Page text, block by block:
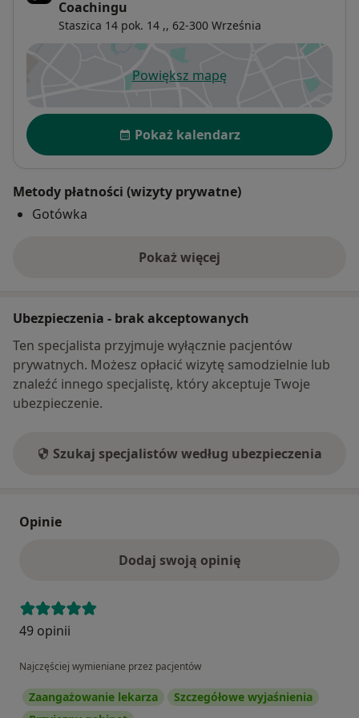
Coachingu
Staszica 14 pok. 14 ,, 62-300 Września
Powiększ mapęotwiera się w nowej karcie
Dostępność
Pokaż kalendarz
Metody płatności (wizyty prywatne)
Gotówka
Pokaż więcej
o adresie
Ubezpieczenia - brak akceptowanych
Ten specjalista przyjmuje wyłącznie pacjentów
prywatnych. Możesz opłacić wizytę samodzielnie lub
znaleźć innego specjalistę, który akceptuje Twoje
ubezpieczenie.
Szukaj specjalistów według ubezpieczenia
Opinie
Dodaj swoją opinię
49 opinii
Najczęściej wymieniane przez pacjentów
Zaangażowanie lekarza
Szczegółowe wyjaśnienia